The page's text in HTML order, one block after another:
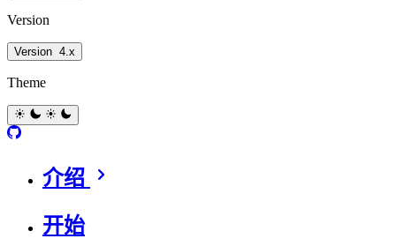
Version
Version 4.x
Theme
介绍
开始